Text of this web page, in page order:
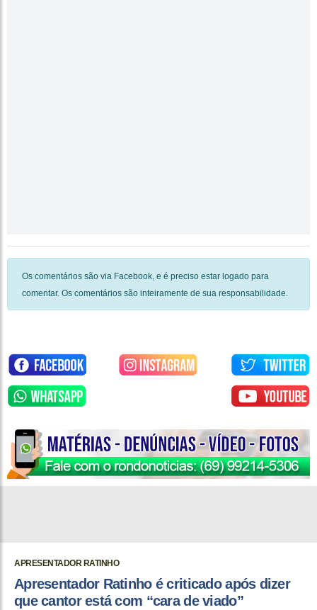
Os comentários são via Facebook, e é preciso estar logado para
comentar. Os comentários são inteiramente de sua responsabilidade.
APRESENTADOR RATINHO
Apresentador Ratinho é criticado após dizer
que cantor está com “cara de viado”